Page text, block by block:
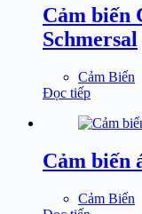
Cảm biến
Schmersal
Cảm Biến
Đọc tiếp
Cảm biến
Cảm Biến